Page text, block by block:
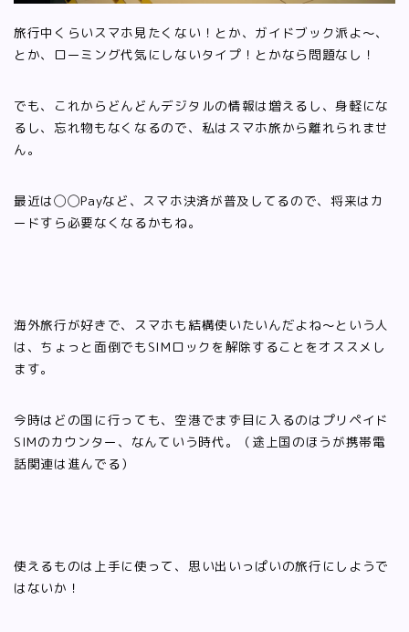
旅行中くらいスマホ見たくない！とか、ガイドブック派よ〜、
とか、ローミング代気にしないタイプ！とかなら問題なし！
でも、これからどんどんデジタルの情報は増えるし、身軽にな
るし、忘れ物もなくなるので、私はスマホ旅から離れられませ
ん。
最近は◯◯Payなど、スマホ決済が普及してるので、将来はカ
ードすら必要なくなるかもね。
海外旅行が好きで、スマホも結構使いたいんだよね〜という人
は、ちょっと面倒でもSIMロックを解除することをオススメし
ます。
今時はどの国に行っても、空港でまず目に入るのはプリペイド
SIMのカウンター、なんていう時代。（途上国のほうが携帯電
話関連は進んでる）
使えるものは上手に使って、思い出いっぱいの旅行にしようで
はないか！